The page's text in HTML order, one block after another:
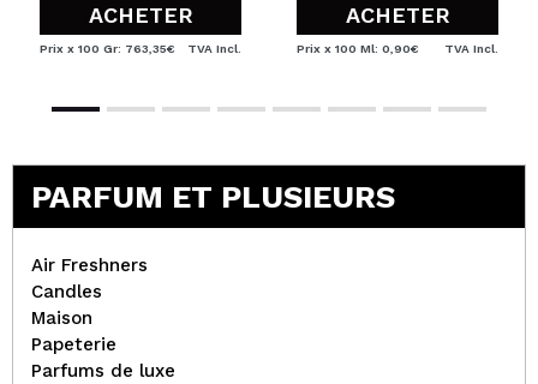
ACHETER
Prix x 100 Gr: 763,35€ TVA Incl.
ACHETER
Prix x 100 Ml: 0,90€ TVA Incl.
PARFUM ET PLUSIEURS
Air Freshners
Candles
Maison
Papeterie
Parfums de luxe